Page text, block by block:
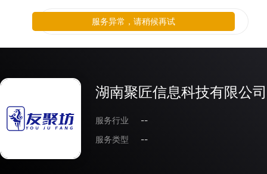
湖南聚匠信息科技有限公司
服务行业
--
服务类型
--
服务异常，请稍候再试